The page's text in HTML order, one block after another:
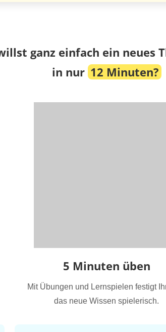
ganz einfach ein neues
in nur 12 Minuten?
5 Minuten üben
Mit Übungen und Lernspielen festigt
das neue Wissen spielerisch.